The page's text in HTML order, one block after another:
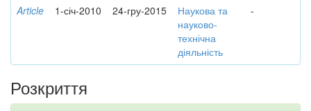
Article 1-січ-2010 24-гру-2015
Наукова та
науково-
технічна
діяльність
-
Розкриття